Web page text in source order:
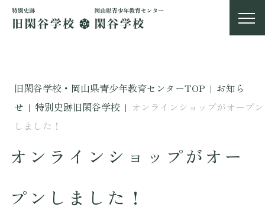
旧閑谷学校・岡山県青少年教育センターTOP | お知ら
せ | 特別史跡旧閑谷学校 | オンラインショップがオープン
しました！
オンラインショップがオー
プンしました！